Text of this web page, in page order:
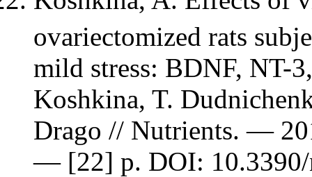
ovariectomized rats
mild stress: BDNF, NT-
Koshkina, T.
Drago // Nutrients. —
— [22] p. DOI: 10.3390/